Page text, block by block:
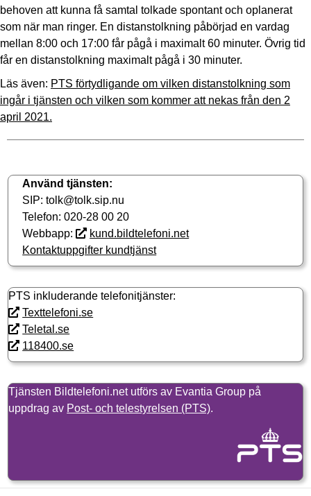
behoven att kunna få samtal tolkade spontant och oplanerat
som när man ringer. En distanstolkning påbörjad en vardag
mellan 8:00 och 17:00 får pågå i maximalt 60 minuter. Övrig tid
får en distanstolkning maximalt pågå i 30 minuter.
Läs även: PTS förtydligande om vilken distanstolkning som
ingår i tjänsten och vilken som kommer att nekas från den 2
april 2021.
Använd tjänsten:
SIP: tolk@tolk.sip.nu
Telefon: 020-28 00 20
Webbapp:
kund.bildtelefoni.net
Kontaktuppgifter kundtjänst
PTS inkluderande telefonitjänster:
Texttelefoni.se
Teletal.se
118400.se
Tjänsten Bildtelefoni.net utförs av Evantia Group på
uppdrag av Post- och telestyrelsen (PTS).